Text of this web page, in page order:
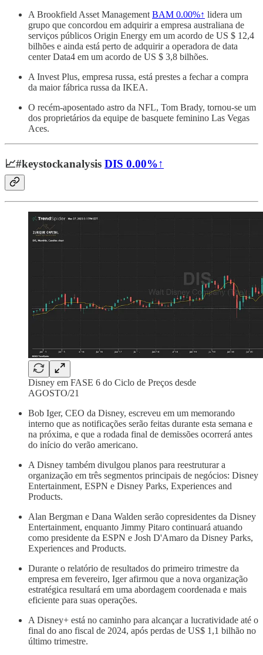
A Brookfield Asset Management BAM 0.00%↑ lidera um
grupo que concordou em adquirir a empresa australiana de
serviços públicos Origin Energy em um acordo de US $ 12,4
bilhões e ainda está perto de adquirir a operadora de data
center Data4 em um acordo de US $ 3,8 bilhões.
A Invest Plus, empresa russa, está prestes a fechar a compra
da maior fábrica russa da IKEA.
O recém-aposentado astro da NFL, Tom Brady, tornou-se um
dos proprietários da equipe de basquete feminino Las Vegas
Aces.
📈#keystockanalysis DIS 0.00%↑
Disney em FASE 6 do Ciclo de Preços desde
AGOSTO/21
Bob Iger, CEO da Disney, escreveu em um memorando
interno que as notificações serão feitas durante esta semana e
na próxima, e que a rodada final de demissões ocorrerá antes
do início do verão americano.
A Disney também divulgou planos para reestruturar a
organização em três segmentos principais de negócios: Disney
Entertainment, ESPN e Disney Parks, Experiences and
Products.
Alan Bergman e Dana Walden serão copresidentes da Disney
Entertainment, enquanto Jimmy Pitaro continuará atuando
como presidente da ESPN e Josh D'Amaro da Disney Parks,
Experiences and Products.
Durante o relatório de resultados do primeiro trimestre da
empresa em fevereiro, Iger afirmou que a nova organização
estratégica resultará em uma abordagem coordenada e mais
eficiente para suas operações.
A Disney+ está no caminho para alcançar a lucratividade até o
final do ano fiscal de 2024, após perdas de US$ 1,1 bilhão no
último trimestre.